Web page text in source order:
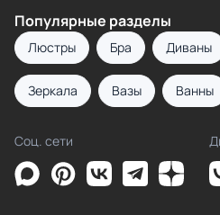
Популярные разделы
Люстры Бра Диваны
Зеркала Вазы Ванны
Соц. сети